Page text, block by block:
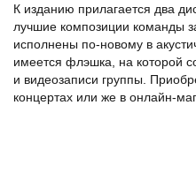
К изданию прилагается два
лучшие композиции команды
исполнены по-новому в
имеется флэшка, на которой
и видеозаписи группы.
концертах или же в онлайн-